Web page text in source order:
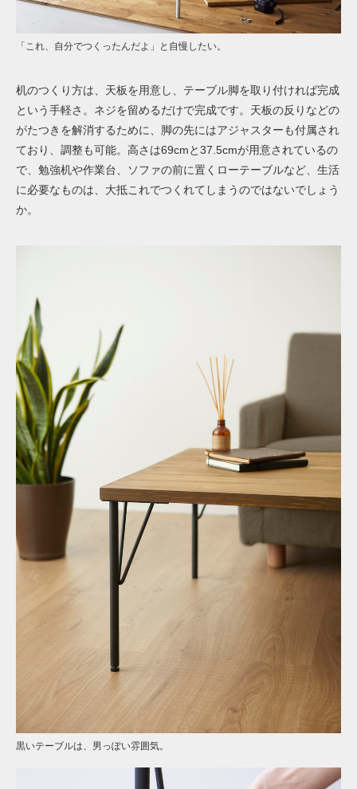
「これ、自分でつくったんだよ」と自慢したい。
机のつくり方は、天板を用意し、テーブル脚を取り付ければ完成
という手軽さ。 ネジを留めるだけで完成です。 天板の反りなどの
がたつきを解消するために、脚の先にはアジャスターも付属され
ており、 調整も可能。 高さは69cmと37.5cmが用意されているの
で、勉強机や作業台、ソファの前に置くローテーブルなど、生活
に必要なものは、大抵これでつくれてしまうのではないでしょう
か。
黒いテーブルは、男っぽい雰囲気。